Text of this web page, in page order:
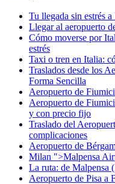
Tu llegada sin estrés
Llegar al aeropuerto
Cómo moverse por
estrés
Taxi o tren en Italia:
Traslados desde los
Forma Sencilla
Aeropuerto de
Aeropuerto de
y con precio fijo
Traslado del
complicaciones
Aeropuerto de
Milan ">Malpensa
La ruta: de
Aeropuerto de Pisa a